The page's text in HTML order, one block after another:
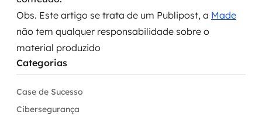
Obs. Este artigo se trata de um Publipost, a Made
não tem qualquer responsabilidade sobre o
material produzido
Categorias
Case de Sucesso
Cibersegurança